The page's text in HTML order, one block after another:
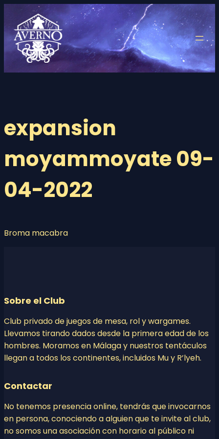
contenido
expansion
moyammoyate 09-
04-2022
Broma macabra
Sobre el Club
Club privado de juegos de mesa, rol y wargames.
Llevamos tirando dados desde la primera edad de los
hombres. Moramos en Málaga y nuestros tentáculos
llegan a todos los continentes, incluidos Mu y R’lyeh.
Contactar
No tenemos presencia online, tendrás que invocarnos
en persona, conociendo a alguien que te invite al club,
no somos una asociación con horario al público ni